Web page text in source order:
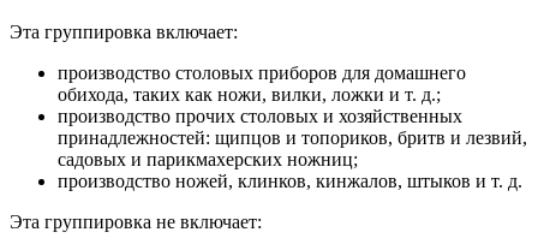
Эта группировка включает:
производство столовых приборов для домашнего
обихода, таких как ножи, вилки, ложки и т. д.;
производство прочих столовых и хозяйственных
принадлежностей: щипцов и топориков, бритв и лезвий,
садовых и парикмахерских ножниц;
производство ножей, клинков, кинжалов, штыков и т. д.
Эта группировка не включает: